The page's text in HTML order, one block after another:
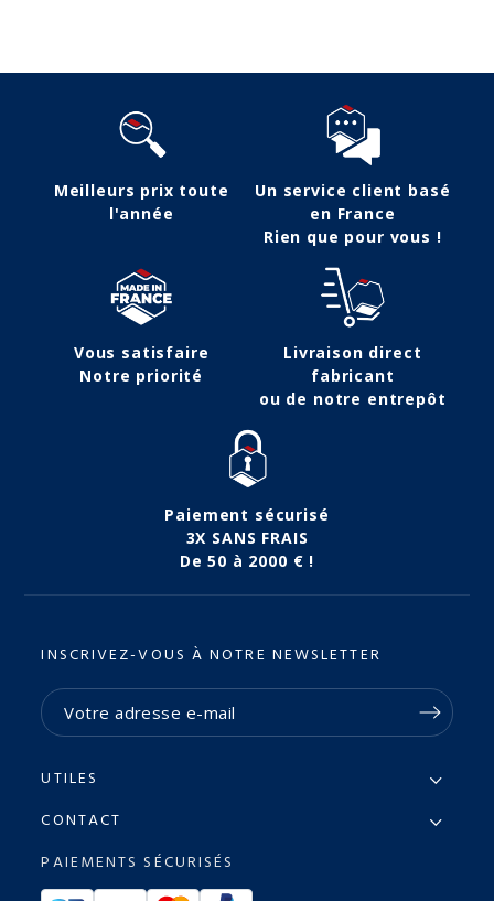
Meilleurs prix toute
l'année
Un service client basé
en France
Rien que pour vous !
Vous satisfaire
Notre priorité
Livraison direct
fabricant
ou de notre entrepôt
Paiement sécurisé
3X SANS FRAIS
De 50 à 2000 € !
INSCRIVEZ-VOUS À NOTRE NEWSLETTER
UTILES
CONTACT
PAIEMENTS SÉCURISÉS